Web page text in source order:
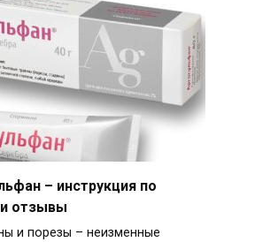
– инструкция по
отзывы
и порезы – неизменные